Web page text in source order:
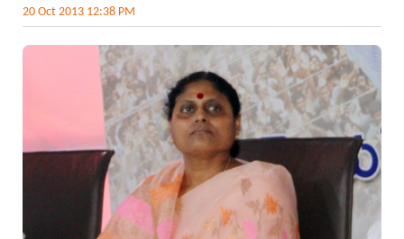
20 Oct 2013 12:38 PM